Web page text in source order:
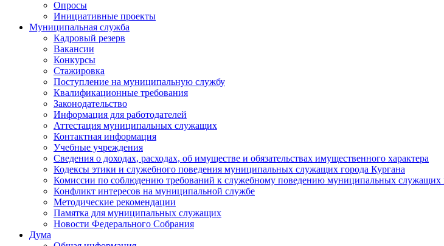
Опросы
Инициативные проекты
Муниципальная служба
Кадровый резерв
Вакансии
Конкурсы
Стажировка
Поступление на муниципальную службу
Квалификационные требования
Законодательство
Информация для работодателей
Аттестация муниципальных служащих
Контактная информация
Учебные учреждения
Сведения о доходах, расходах, об имуществе и обязательствах имущественного характера
Кодексы этики и служебного поведения муниципальных служащих города Кургана
Комиссии по соблюдению требований к служебному поведению муниципальных
Конфликт интересов на муниципальной службе
Методические рекомендации
Памятка для муниципальных служащих
Новости Федерального Cобрания
Дума